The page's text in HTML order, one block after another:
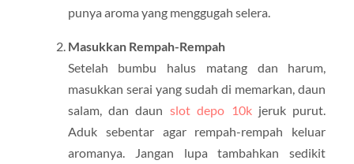
punya aroma yang menggugah selera.
Masukkan Rempah-Rempah
Setelah bumbu halus matang dan harum,
masukkan serai yang sudah di memarkan, daun
salam, dan daun slot depo 10kjeruk purut.
Aduk sebentar agar rempah-rempah keluar
aromanya. Jangan lupa tambahkan sedikit